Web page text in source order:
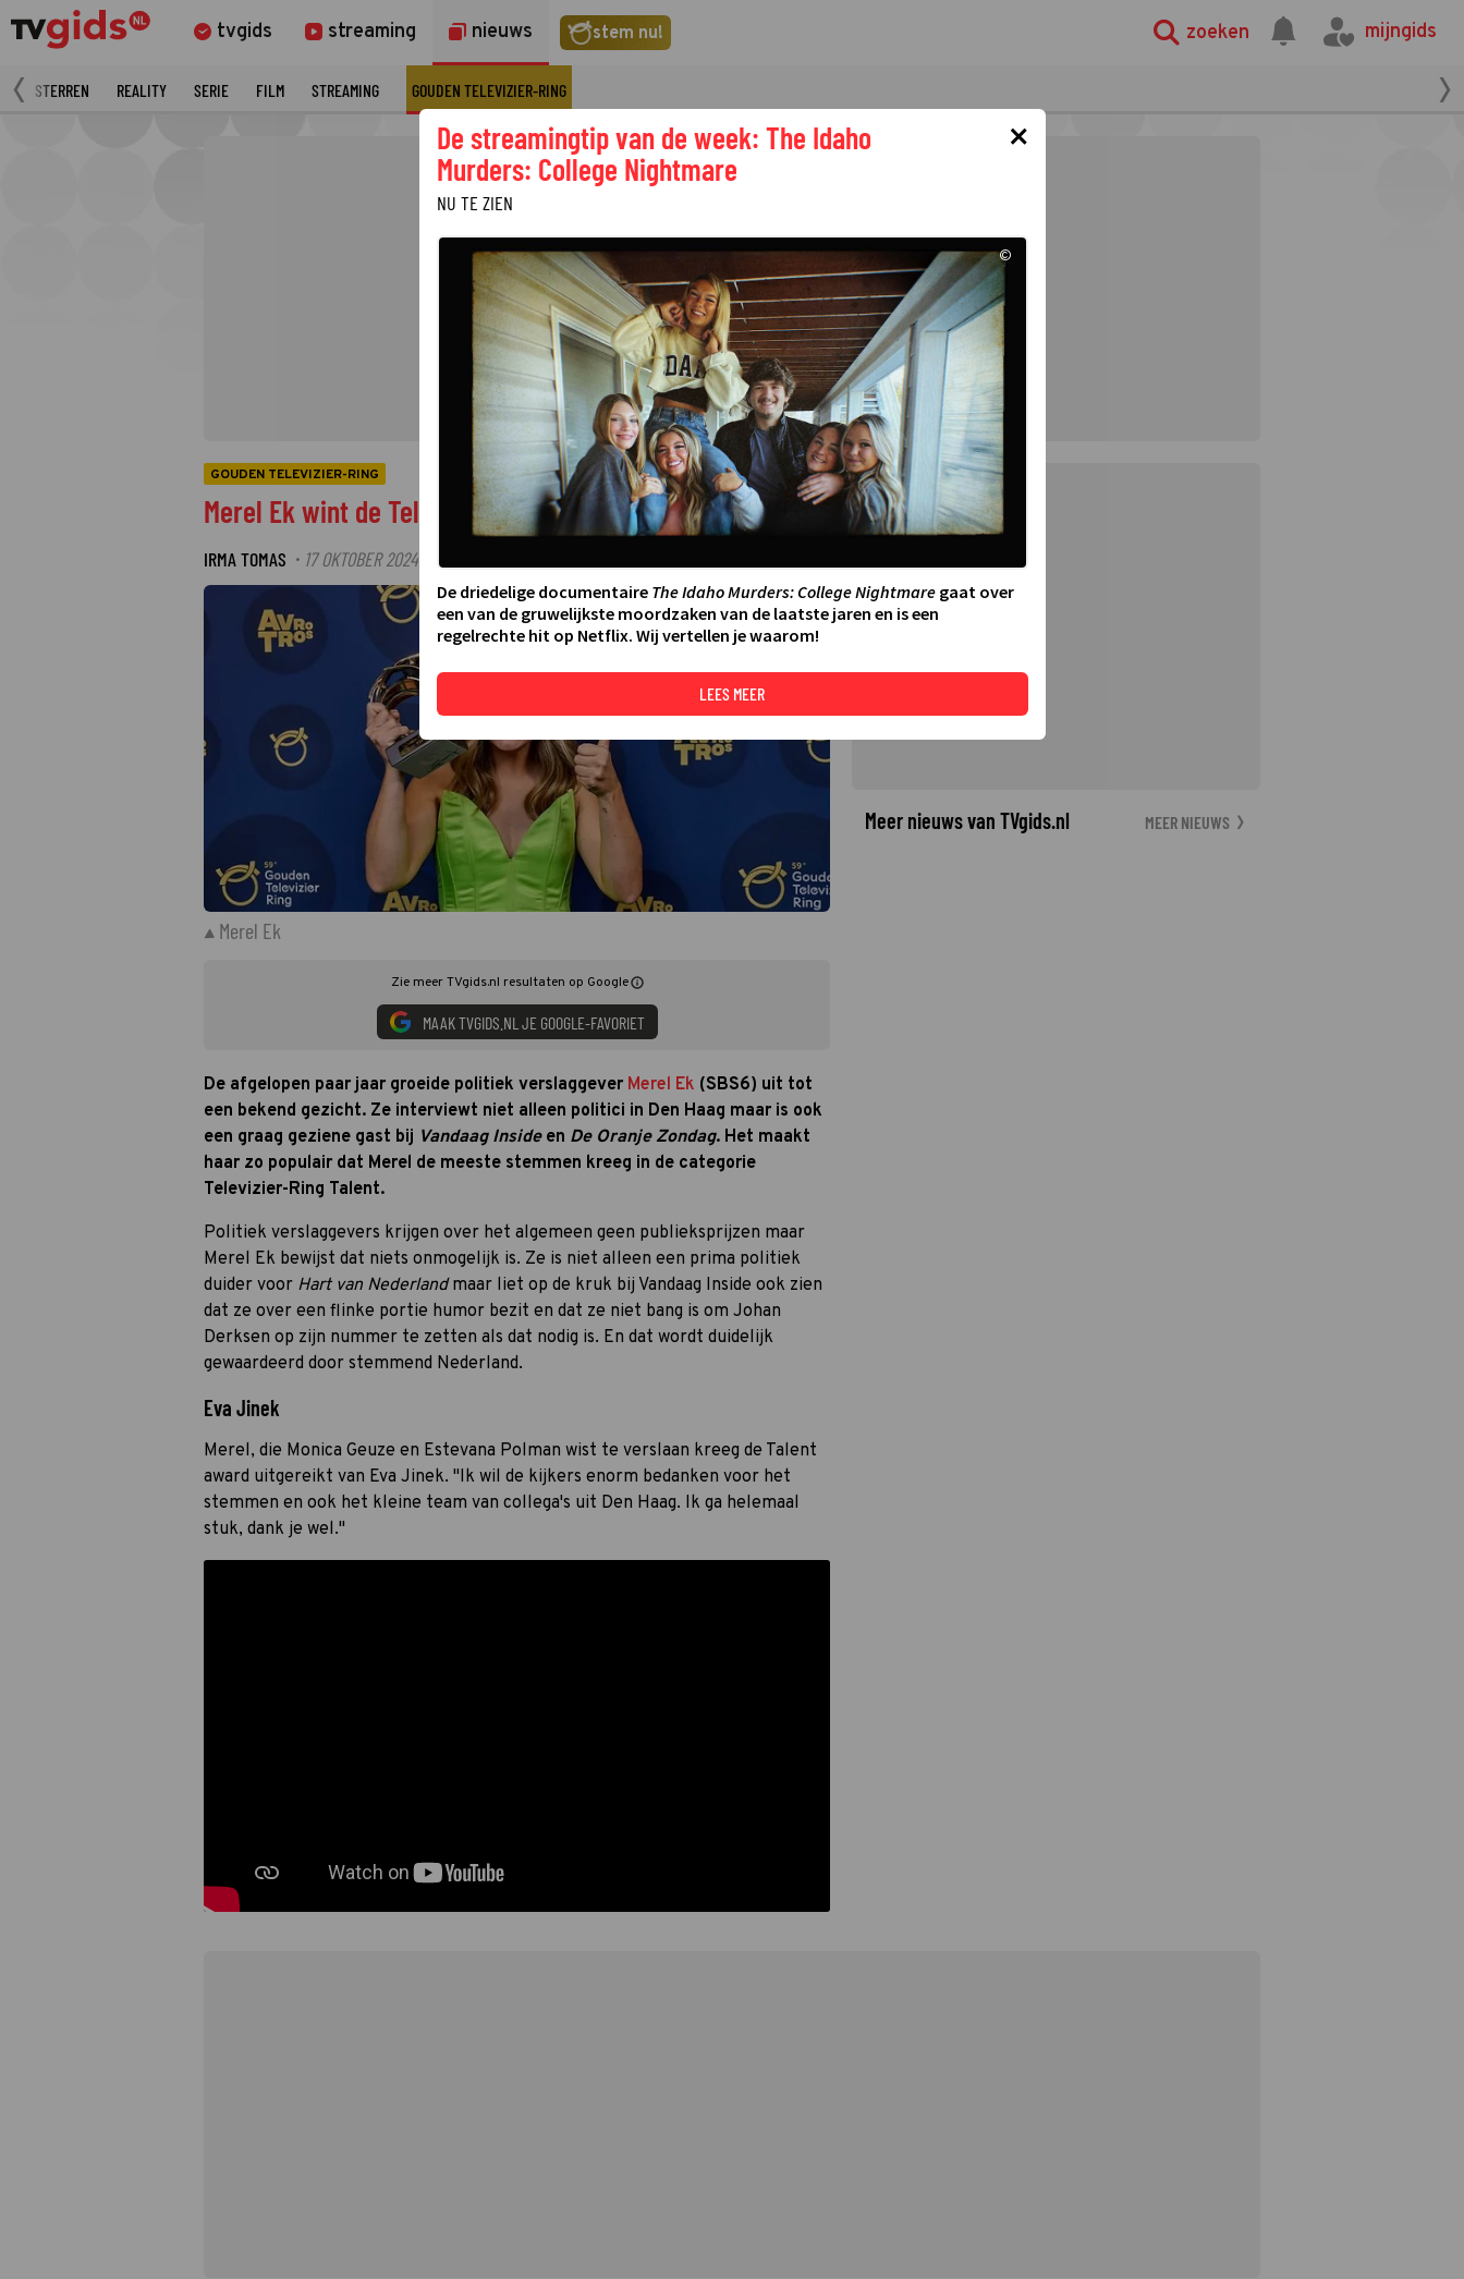
tvgids streaming nieuws stem nu! zoeken mijngids
STERREN REALITY SERIE FILM STREAMING GOUDEN TELEVIZIER-RING
GOUDEN TELEVIZIER-RING
Merel Ek wint de Televizier-Ring Talent 2024
IRMA TOMAS · 17 OKTOBER 2024 21:39 ·
©
Merel Ek
Zie meer TVgids.nl resultaten op Google
MAAK TVGIDS.NL JE GOOGLE-FAVORIET
De afgelopen paar jaar groeide politiek verslaggever Merel Ek (SBS6) uit tot
een bekend gezicht. Ze interviewt niet alleen politici in Den Haag maar is ook
een graag geziene gast bij Vandaag Insideen De Oranje Zondag. Het maakt
haar zo populair dat Merel de meeste stemmen kreeg in de categorie
Televizier-Ring Talent.
Politiek verslaggevers krijgen over het algemeen geen publieksprijzen maar
Merel Ek bewijst dat niets onmogelijk is. Ze is niet alleen een prima politiek
duider voor Hart van Nederlandmaar liet op de kruk bij Vandaag Inside ook zien
dat ze over een flinke portie humor bezit en dat ze niet bang is om Johan
Derksen op zijn nummer te zetten als dat nodig is. En dat wordt duidelijk
gewaardeerd door stemmend Nederland.
Eva Jinek
Merel, die Monica Geuze en Estevana Polman wist te verslaan kreeg de Talent
award uitgereikt van Eva Jinek. "Ik wil de kijkers enorm bedanken voor het
stemmen en ook het kleine team van collega's uit Den Haag. Ik ga helemaal
stuk, dank je wel."
Meer nieuws van TVgids.nl MEER NIEUWS
×
De streamingtip van de week: The Idaho
Murders: College Nightmare
NU TE ZIEN
©
De driedelige documentaire The Idaho Murders: College Nightmaregaat over
een van de gruwelijkste moordzaken van de laatste jaren en is een
regelrechte hit op Netflix. Wij vertellen je waarom!
LEES MEER